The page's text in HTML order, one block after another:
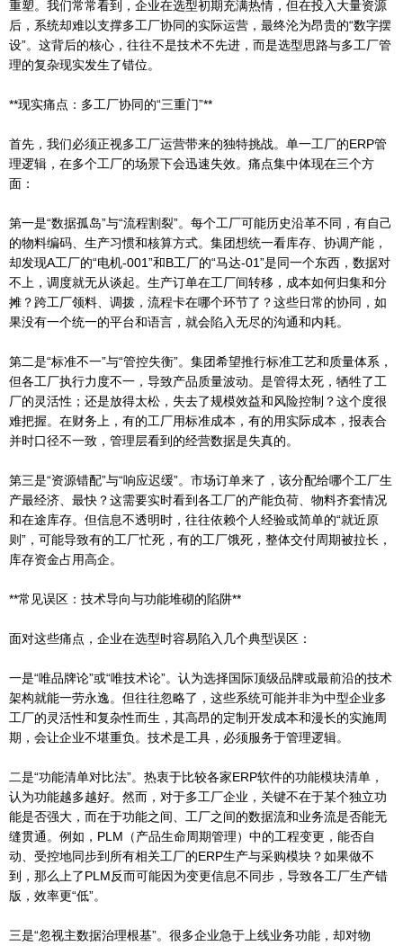
重塑。我们常常看到，企业在选型初期充满热情，但在投入大量资源
后，系统却难以支撑多工厂协同的实际运营，最终沦为昂贵的“数字摆
设”。这背后的核心，往往不是技术不先进，而是选型思路与多工厂管
理的复杂现实发生了错位。
**现实痛点：多工厂协同的“三重门”**
首先，我们必须正视多工厂运营带来的独特挑战。单一工厂的ERP管
理逻辑，在多个工厂的场景下会迅速失效。痛点集中体现在三个方
面：
第一是“数据孤岛”与“流程割裂”。每个工厂可能历史沿革不同，有自己
的物料编码、生产习惯和核算方式。集团想统一看库存、协调产能，
却发现A工厂的“电机-001”和B工厂的“马达-01”是同一个东西，数据对
不上，调度就无从谈起。生产订单在工厂间转移，成本如何归集和分
摊？跨工厂领料、调拨，流程卡在哪个环节了？这些日常的协同，如
果没有一个统一的平台和语言，就会陷入无尽的沟通和内耗。
第二是“标准不一”与“管控失衡”。集团希望推行标准工艺和质量体系，
但各工厂执行力度不一，导致产品质量波动。是管得太死，牺牲了工
厂的灵活性；还是放得太松，失去了规模效益和风险控制？这个度很
难把握。在财务上，有的工厂用标准成本，有的用实际成本，报表合
并时口径不一致，管理层看到的经营数据是失真的。
第三是“资源错配”与“响应迟缓”。市场订单来了，该分配给哪个工厂生
产最经济、最快？这需要实时看到各工厂的产能负荷、物料齐套情况
和在途库存。但信息不透明时，往往依赖个人经验或简单的“就近原
则”，可能导致有的工厂忙死，有的工厂饿死，整体交付周期被拉长，
库存资金占用高企。
**常见误区：技术导向与功能堆砌的陷阱**
面对这些痛点，企业在选型时容易陷入几个典型误区：
一是“唯品牌论”或“唯技术论”。认为选择国际顶级品牌或最前沿的技术
架构就能一劳永逸。但往往忽略了，这些系统可能并非为中型企业多
工厂的灵活性和复杂性而生，其高昂的定制开发成本和漫长的实施周
期，会让企业不堪重负。技术是工具，必须服务于管理逻辑。
二是“功能清单对比法”。热衷于比较各家ERP软件的功能模块清单，
认为功能越多越好。然而，对于多工厂企业，关键不在于某个独立功
能是否强大，而在于功能之间、工厂之间的数据流和业务流是否能无
缝贯通。例如，PLM（产品生命周期管理）中的工程变更，能否自
动、受控地同步到所有相关工厂的ERP生产与采购模块？如果做不
到，那么上了PLM反而可能因为变更信息不同步，导致各工厂生产错
版，效率更“低”。
三是“忽视主数据治理根基”。很多企业急于上线业务功能，却对物